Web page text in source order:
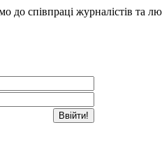
до співпраці журналістів та